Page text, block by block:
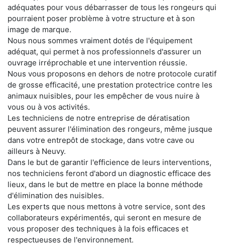
adéquates pour vous débarrasser de tous les rongeurs qui
pourraient poser problème à votre structure et à son
image de marque.
Nous nous sommes vraiment dotés de l'équipement
adéquat, qui permet à nos professionnels d'assurer un
ouvrage irréprochable et une intervention réussie.
Nous vous proposons en dehors de notre protocole curatif
de grosse efficacité, une prestation protectrice contre les
animaux nuisibles, pour les empêcher de vous nuire à
vous ou à vos activités.
Les techniciens de notre entreprise de dératisation
peuvent assurer l'élimination des rongeurs, même jusque
dans votre entrepôt de stockage, dans votre cave ou
ailleurs à Neuvy.
Dans le but de garantir l'efficience de leurs interventions,
nos techniciens feront d'abord un diagnostic efficace des
lieux, dans le but de mettre en place la bonne méthode
d'élimination des nuisibles.
Les experts que nous mettons à votre service, sont des
collaborateurs expérimentés, qui seront en mesure de
vous proposer des techniques à la fois efficaces et
respectueuses de l'environnement.